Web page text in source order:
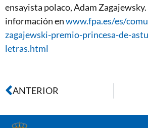
ensayista polaco, Adam Zagajewsky.
información enwww.fpa.es/es/
zagajewski-premio-princesa-de-
letras.html
ANTERIOR